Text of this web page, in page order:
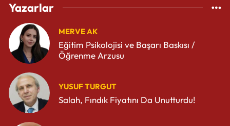
Yazarlar
MERVE AK
Eğitim Psikolojisi ve Başarı Baskısı /
Öğrenme Arzusu
YUSUF TURGUT
Salah, Fındık Fiyatını Da Unutturdu!